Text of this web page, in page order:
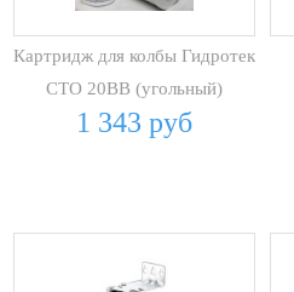
Картридж для колбы Гидротек
СТО 20BB (угольный)
1 343 руб